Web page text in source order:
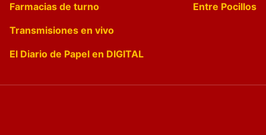
Farmacias de turno
Entre Pocillos
Transmisiones en vivo
El Diario de Papel en DIGITAL